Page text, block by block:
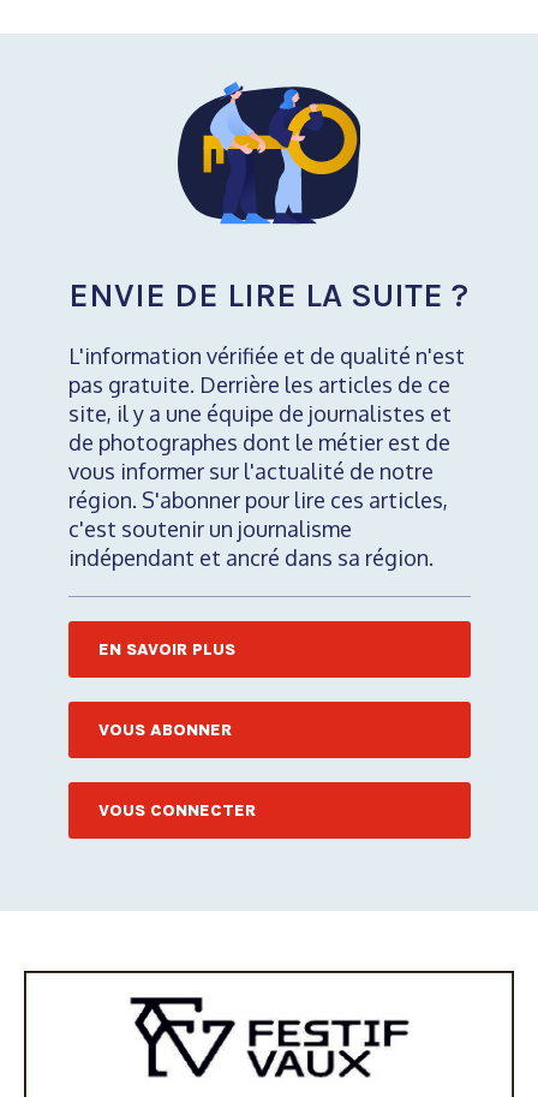
ENVIE DE LIRE LA SUITE ?
L'information vérifiée et de qualité n'est
pas gratuite. Derrière les articles de ce
site, il y a une équipe de journalistes et
de photographes dont le métier est de
vous informer sur l'actualité de notre
région. S'abonner pour lire ces articles,
c'est soutenir un journalisme
indépendant et ancré dans sa région.
EN SAVOIR PLUS
VOUS ABONNER
VOUS CONNECTER